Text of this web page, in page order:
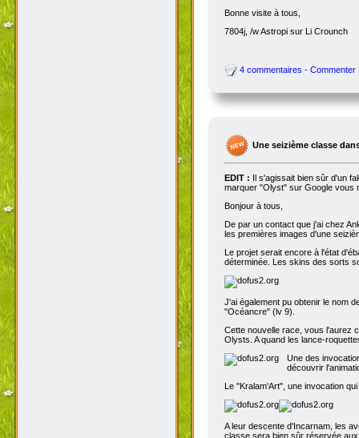
Bonne visite à tous,
7804j, /w Astropi sur Li Crounch
4 commentaires - Commenter
Une seizième classe
EDIT : Il s'agissait bien sûr d'un
marquer "Olyst" sur Google vous
Bonjour à tous,
De par un contact que j'ai chez
les premières images d'une
Le projet serait encore à l'état
déterminée. Les skins des sorts
J'ai également pu obtenir le nom
"Océancre" (lv 9).
Cette nouvelle race, vous l'aurez
Olysts. A quand les lance-
Une des
découvrir
Le "Kralam'Art", une invocation
A leur descente d'Incarnam, les
classe sera bien sûr réservée